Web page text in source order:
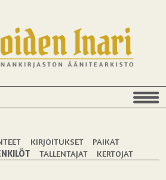
KIRJOITUKSET
PAIKAT
TALLENTAJAT KERTOJAT